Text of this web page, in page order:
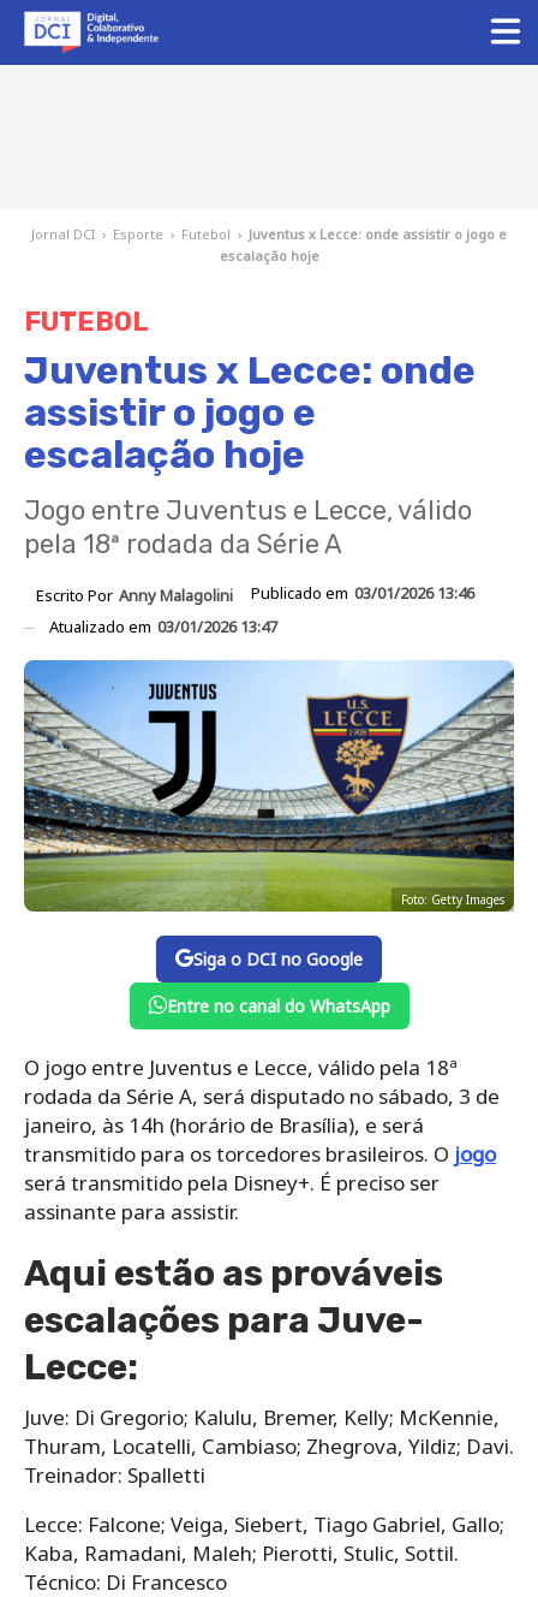
Jornal DCI › Esporte › Futebol › Juventus x Lecce: onde assistir o jogo e
escalação hoje
FUTEBOL
Juventus x Lecce: onde
assistir o jogo e
escalação hoje
Jogo entre Juventus e Lecce, válido
pela 18ª rodada da Série A
Escrito Por Anny Malagolini Publicado em 03/01/2026 13:46
Atualizado em 03/01/2026 13:47
Foto: Getty Images
Siga o DCI no Google
Entre no canal do WhatsApp
O jogo entre Juventus e Lecce, válido pela 18ª
rodada da Série A, será disputado no sábado, 3 de
janeiro, às 14h (horário de Brasília), e será
transmitido para os torcedores brasileiros. O jogo
será transmitido pela Disney+. É preciso ser
assinante para assistir.
Aqui estão as prováveis ​​
escalações para Juve-
Lecce:
Juve: Di Gregorio; Kalulu, Bremer, Kelly; McKennie,
Thuram, Locatelli, Cambiaso; Zhegrova, Yildiz; Davi.
Treinador: Spalletti
Lecce: Falcone; Veiga, Siebert, Tiago Gabriel, Gallo;
Kaba, Ramadani, Maleh; Pierotti, Stulic, Sottil.
Técnico: Di Francesco